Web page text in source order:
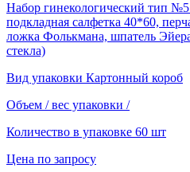
Набор гинекологический тип
подкладная салфетка 40*60,
ложка Фолькмана, шпатель
стекла)
Вид упаковки Картонный короб
Объем / вес упаковки /
Количество в упаковке 60 шт
Цена по запросу